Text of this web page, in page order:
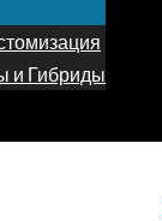
и Гибриды